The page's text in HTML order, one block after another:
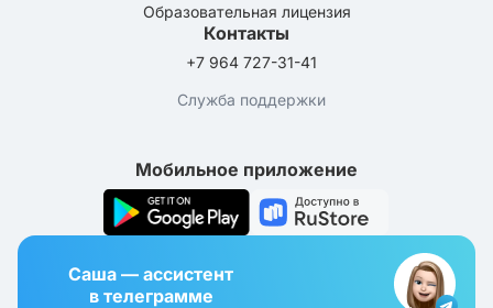
Образовательная лицензия
Контакты
+7 964 727-31-41
Служба поддержки
Мобильное приложение
Саша — ассистент
в телеграмме